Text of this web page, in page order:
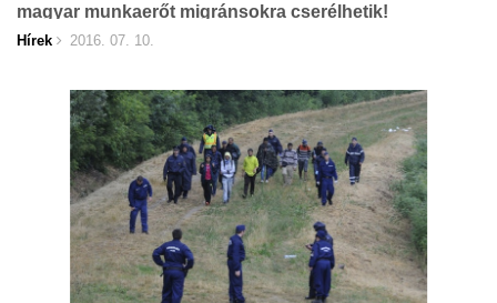
magyar munkaerőt migránsokra cserélhetik!
Hírek 2016. 07. 10.